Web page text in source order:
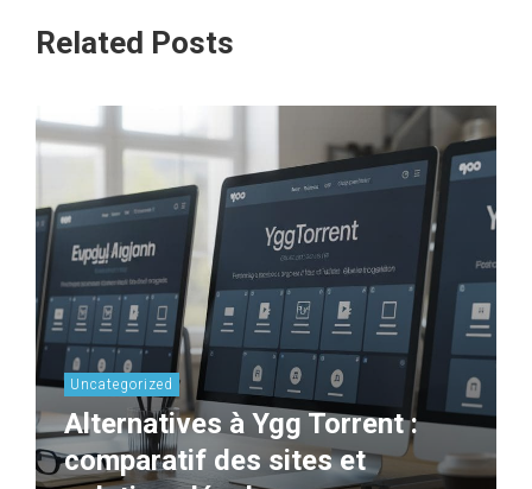
Related Posts
Uncategorized
Alternatives à Ygg Torrent :
comparatif des sites et